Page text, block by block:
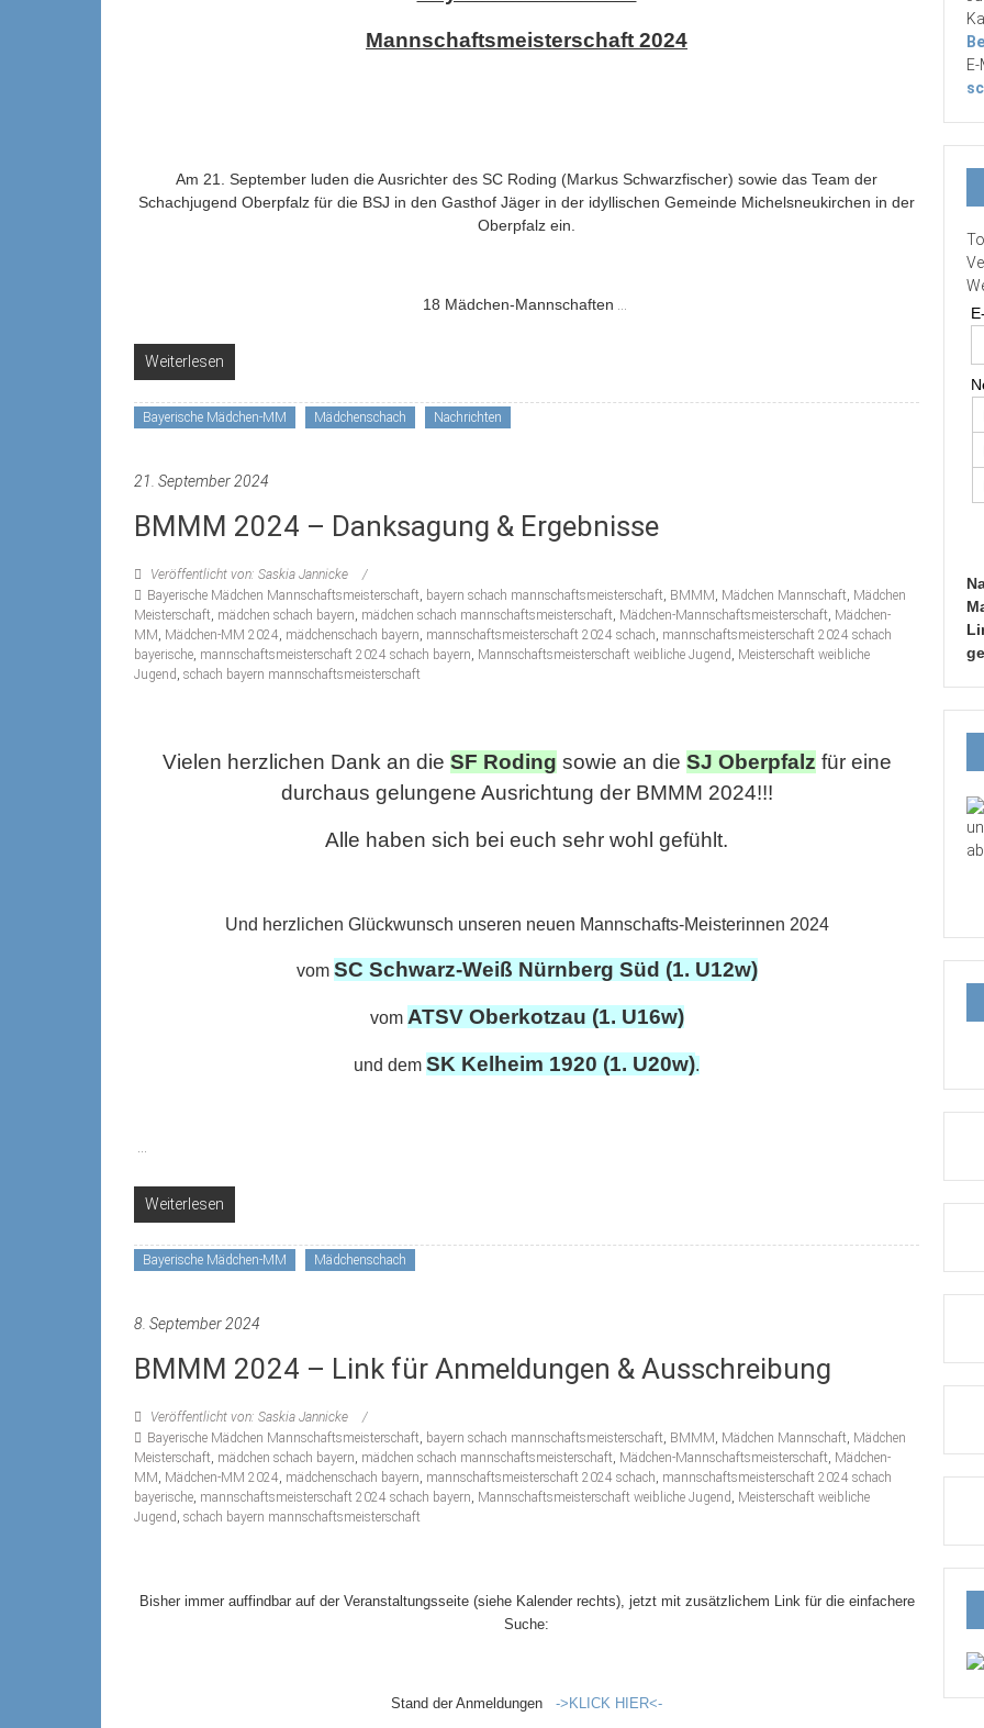
Mannschaftsmeisterschaft 2024
Am 21. September luden die Ausrichter des SC Roding (Markus Schwarzfischer) sowie das Team der
Schachjugend Oberpfalz für die BSJ in den Gasthof Jäger in der idyllischen Gemeinde Michelsneukirchen in der
Oberpfalz ein.
18 Mädchen-Mannschaften
Weiterlesen
Bayerische Mädchen-MM Mädchenschach Nachrichten
21. September 2024
BMMM 2024 – Danksagung & Ergebnisse
Veröffentlicht von: Saskia Jannicke
Bayerische Mädchen Mannschaftsmeisterschaft
bayern schach mannschaftsmeisterschaft BMMM Mädchen Mannschaft Mädchen
Meisterschaft mädchen schach bayern mädchen schach mannschaftsmeisterschaft Mädchen-Mannschaftsmeisterschaft Mädchen-
MM Mädchen-MM 2024 mädchenschach bayern mannschaftsmeisterschaft 2024 schach mannschaftsmeisterschaft 2024 schach
bayerische mannschaftsmeisterschaft 2024 schach bayern Mannschaftsmeisterschaft weibliche Jugend
Meisterschaft weibliche
Jugend schach bayern mannschaftsmeisterschaft
Vielen herzlichen Dank an die SF Roding sowie an die SJ Oberpfalz für eine
durchaus gelungene Ausrichtung der BMMM 2024!!!
Alle haben sich bei euch sehr wohl gefühlt.
Und herzlichen Glückwunsch unseren neuen Mannschafts-Meisterinnen 2024
vom SC Schwarz-Weiß Nürnberg Süd (1. U12w)
vom ATSV Oberkotzau (1. U16w)
und dem SK Kelheim 1920 (1. U20w).
Weiterlesen
Bayerische Mädchen-MM Mädchenschach
8. September 2024
BMMM 2024 – Link für Anmeldungen & Ausschreibung
Veröffentlicht von: Saskia Jannicke
Bayerische Mädchen Mannschaftsmeisterschaft
bayern schach mannschaftsmeisterschaft BMMM Mädchen Mannschaft Mädchen
Meisterschaft mädchen schach bayern mädchen schach mannschaftsmeisterschaft Mädchen-Mannschaftsmeisterschaft Mädchen-
MM Mädchen-MM 2024 mädchenschach bayern mannschaftsmeisterschaft 2024 schach mannschaftsmeisterschaft 2024 schach
bayerische mannschaftsmeisterschaft 2024 schach bayern Mannschaftsmeisterschaft weibliche Jugend
Meisterschaft weibliche
Jugend schach bayern mannschaftsmeisterschaft
Bisher immer auffindbar auf der Veranstaltungsseite (siehe Kalender rechts), jetzt mit zusätzlichem Link für die einfachere
Suche:
Stand der Anmeldungen ->KLICK HIER<-